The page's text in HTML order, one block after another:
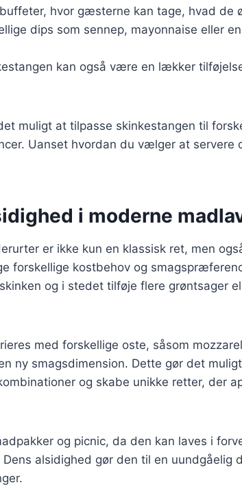
hvor gæsterne kan tage, hvad de
dips som sennep, mayonnaise eller
kan også være en lækker
muligt at tilpasse skinkestangen til
Uanset hvordan du vælger at servere
i moderne
er ikke kun en klassisk ret, men
forskellige kostbehov og
og i stedet tilføje flere grøntsager
med forskellige oste, såsom
ny smagsdimension. Dette gør det
og skabe unikke retter, der
og picnic, da den kan laves i
alsidighed gør den til en uundgåelig